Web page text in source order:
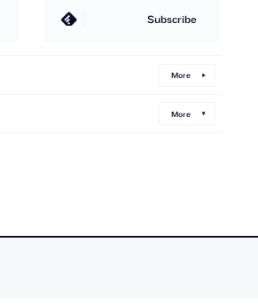
Subscribe
More
More